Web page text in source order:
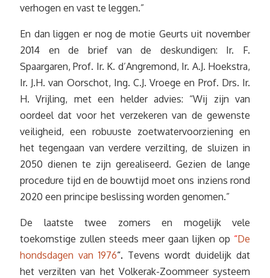
verhogen en vast te leggen.”
En dan liggen er nog de motie Geurts uit november
2014 en de brief van de deskundigen: Ir. F.
Spaargaren, Prof. Ir. K. d’Angremond, Ir. A.J. Hoekstra,
Ir. J.H. van Oorschot, Ing. C.J. Vroege en Prof. Drs. Ir.
H. Vrijling, met een helder advies: “Wij zijn van
oordeel dat voor het verzekeren van de gewenste
veiligheid, een robuuste zoetwatervoorziening en
het tegengaan van verdere verzilting, de sluizen in
2050 dienen te zijn gerealiseerd. Gezien de lange
procedure tijd en de bouwtijd moet ons inziens rond
2020 een principe beslissing worden genomen.”
De laatste twee zomers en mogelijk vele
toekomstige zullen steeds meer gaan lijken op “De
hondsdagen van 1976“. Tevens wordt duidelijk dat
het verzilten van het Volkerak-Zoommeer systeem